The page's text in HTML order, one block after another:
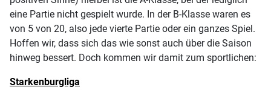
eine Partie nicht gespielt wurde. In der B-Klasse waren es
von 5 von 20, also jede vierte Partie oder ein ganzes Spiel.
Hoffen wir, dass sich das wie sonst auch über die Saison
hinweg bessert. Doch kommen wir damit zum sportlichen:
Starkenburgliga